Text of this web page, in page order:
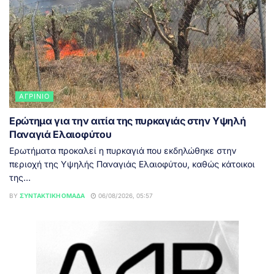
ΑΓΡΊΝΙΟ
Ερώτημα για την αιτία της πυρκαγιάς στην Υψηλή
Παναγιά Ελαιοφύτου
Ερωτήματα προκαλεί η πυρκαγιά που εκδηλώθηκε στην
περιοχή της Υψηλής Παναγιάς Ελαιοφύτου, καθώς κάτοικοι
της...
BY ΣΥΝΤΑΚΤΙΚΉ ΟΜΆΔΑ 06/08/2026, 05:57